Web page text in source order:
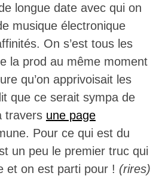
longue date avec qui on
musique électronique
On s’est tous les
la prod au même moment
qu’on apprivoisait les
que ce serait sympa de
travers une page
Pour ce qui est du
un peu le premier truc qui
et on est parti pour ! (rires)